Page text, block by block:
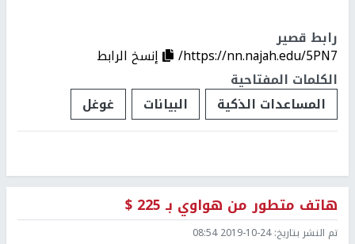
رابط قصير
https://nn.najah.edu/5PN7/
إنسخ الرابط
الكلمات المفتاحية
المساعدات الذكية
البيانات غوغل
هاتف متطور من هواوي بـ 225 $
تم النشر بتاريخ:2019-10-24 08:54